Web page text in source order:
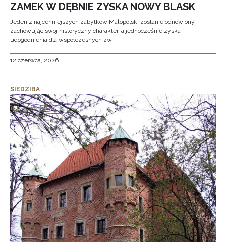
ZAMEK W DĘBNIE ZYSKA NOWY BLASK
Jeden z najcenniejszych zabytków Małopolski zostanie odnowiony,
zachowując swój historyczny charakter, a jednocześnie zyska
udogodnienia dla współczesnych zw
12 czerwca, 2026
SIEDZIBA